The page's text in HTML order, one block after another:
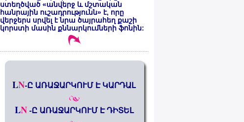
ստեղծված «անվերջ և մշտական
հանրային ուշադրությունն» է, որը
վերջերս սրվել է նրա ծայրահեղ քաշի
կորստի մասին քննարկումների ֆոնին:
LN-Ը ԱՌԱՋԱՐԿՈՒՄ Է ԿԱՐԴԱԼ
LN-Ը ԱՌԱՋԱՐԿՈՒՄ Է ԴԻՏԵԼ